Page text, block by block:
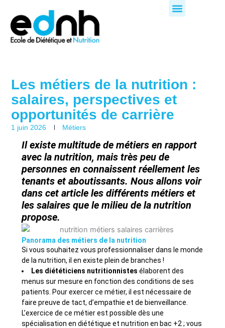
contenu
Les métiers de la nutrition :
salaires, perspectives et
opportunités de carrière
1 juin 2026 Métiers
Il existe multitude de métiers en rapport
avec la nutrition, mais très peu de
personnes en connaissent réellement les
tenants et aboutissants. Nous allons voir
dans cet article les différents métiers et
les salaires que le milieu de la nutrition
propose.
Panorama des métiers de la nutrition
Si vous souhaitez vous professionnaliser dans le monde
de la nutrition, il en existe plein de branches !
Les diététiciens nutritionnistes élaborent des
menus sur mesure en fonction des conditions de ses
patients. Pour exercer ce métier, il est nécessaire de
faire preuve de tact, d’empathie et de bienveillance.
L’exercice de ce métier est possible dès une
spécialisation en diététique et nutrition en bac +2 ; vous